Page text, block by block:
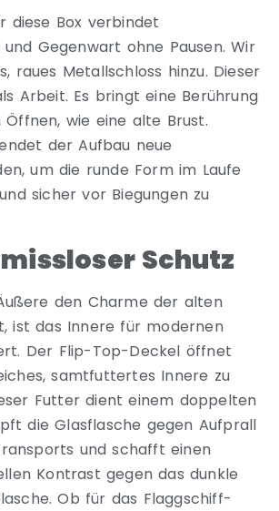
diese Box verbindet
Gegenwart ohne Pausen. Wir
raues Metallschloss hinzu. Dieser
Arbeit. Es bringt eine Berührung
Öffnen, wie eine alte Brust.
der Aufbau neue
um die runde Form im Laufe
sicher vor Biegungen zu
Schutz
den Charme der alten
ist das Innere für modernen
Der Flip-Top-Deckel öffnet
samtfuttertes Innere zu
Futter dient einem doppelten
die Glasflasche gegen Aufprall
und schafft einen
Kontrast gegen das dunkle
Ob für das Flaggschiff-